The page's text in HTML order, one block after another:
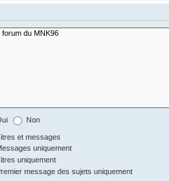
Non
et messages
uniquement
uniquement
message des sujets uniquement